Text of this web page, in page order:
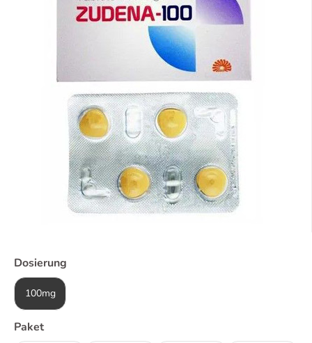
Dosierung
100mg
Paket